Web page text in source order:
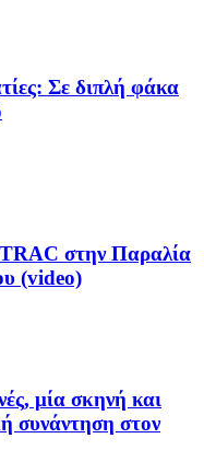
Σε διπλή φάκα
στην Παραλία
(video)
μία σκηνή και
συνάντηση στον